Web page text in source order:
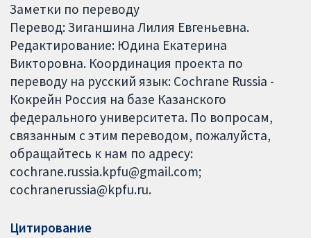
Заметки по переводу
Перевод: Зиганшина Лилия Евгеньевна.
Редактирование: Юдина Екатерина
Викторовна. Координация проекта по
переводу на русский язык: Cochrane Russia -
Кокрейн Россия на базе Казанского
федерального университета. По вопросам,
связанным с этим переводом, пожалуйста,
обращайтесь к нам по адресу:
cochrane.russia.kpfu@gmail.com;
cochranerussia@kpfu.ru.
Цитирование